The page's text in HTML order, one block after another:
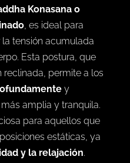
Konasana o
, es ideal para
tensión acumulada
Esta postura, que
reclinada, permite a los
y
amplia y tranquila.
para aquellos que
estáticas, ya
y la relajación.